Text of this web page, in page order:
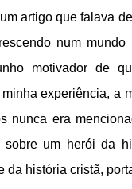
artigo que falava
num
motivador de
experiência, a
nunca era
sobre um herói da
da história cristã,